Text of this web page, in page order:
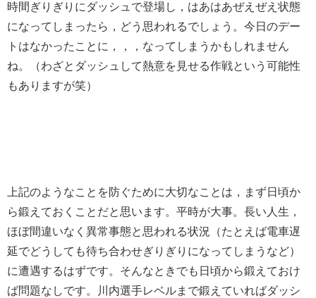
時間ぎりぎりにダッシュで登場し，はあはあぜえぜえ状態
になってしまったら，どう思われるでしょう。今日のデー
トはなかったことに，，，なってしまうかもしれません
ね。（わざとダッシュして熱意を見せる作戦という可能性
もありますが笑）
上記のようなことを防ぐために大切なことは，まず日頃か
ら鍛えておくことだと思います。平時が大事。長い人生，
ほぼ間違いなく異常事態と思われる状況（たとえば電車遅
延でどうしても待ち合わせぎりぎりになってしまうなど）
に遭遇するはずです。そんなときでも日頃から鍛えておけ
ば問題なしです。川内選手レベルまで鍛えていればダッシ